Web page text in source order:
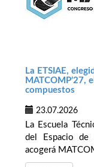
La ETSIAE,
MATCOMP’27,
compuestos
23.07.2026
La Escuela
del Espacio de
acogerá